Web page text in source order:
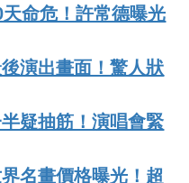
命危！許常德曝光
演出畫面！驚人狀
疑抽筋！演唱會緊
名畫價格曝光！超